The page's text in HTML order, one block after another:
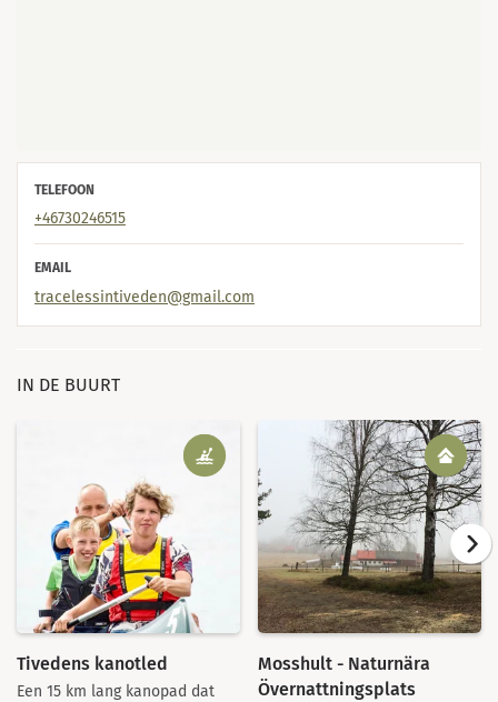
TELEFOON
+46730246515
EMAIL
tracelessintiveden@gmail.com
IN DE BUURT
Tivedens kanotled
Een 15 km lang kanopad dat
Mosshult - Naturnära
Övernattningsplats